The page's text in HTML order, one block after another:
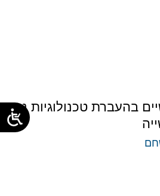
בהעברת טכנולוגיות ננו